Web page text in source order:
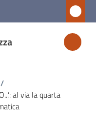
/
al via la quarta